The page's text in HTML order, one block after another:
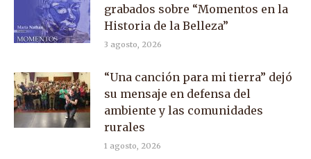
grabados sobre “Momentos en la
Historia de la Belleza”
3 agosto, 2026
“Una canción para mi tierra” dejó
su mensaje en defensa del
ambiente y las comunidades
rurales
1 agosto, 2026